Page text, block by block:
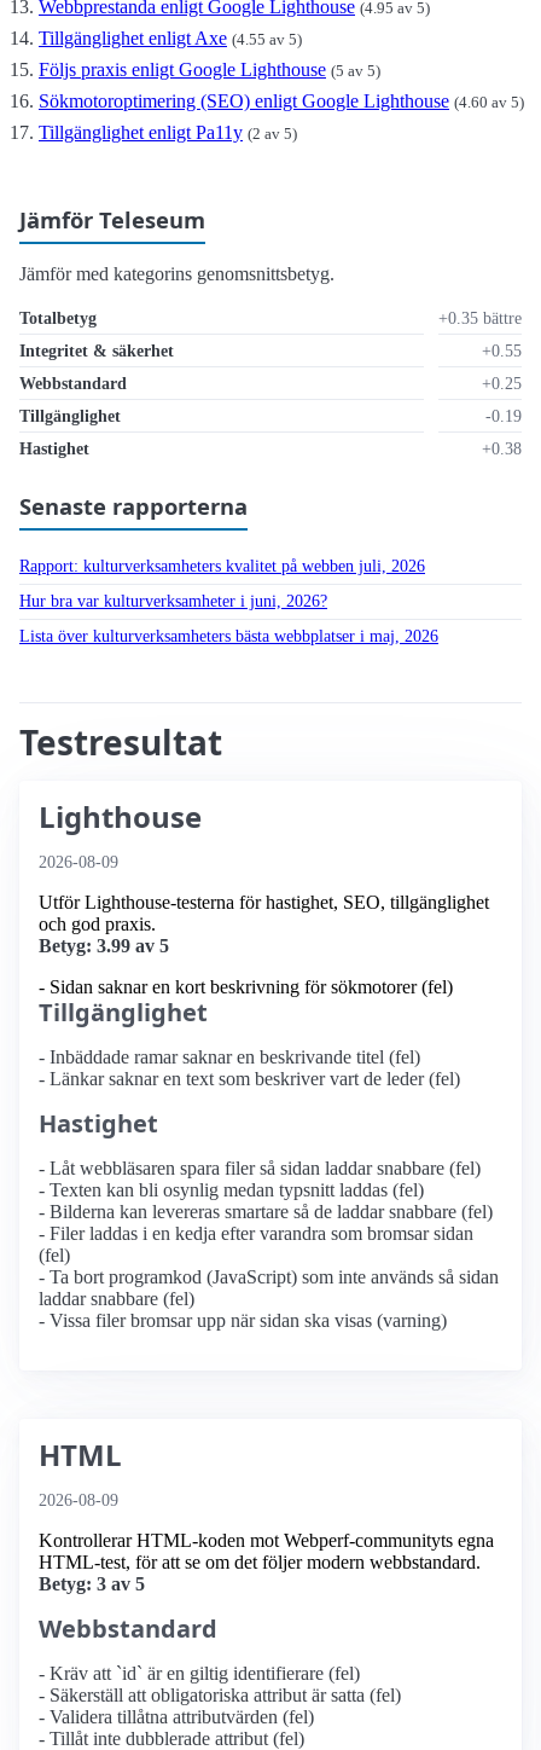
Webbprestanda enligt Google Lighthouse (4.95 av 5)
Tillgänglighet enligt Axe (4.55 av 5)
Följs praxis enligt Google Lighthouse (5 av 5)
Sökmotoroptimering (SEO) enligt Google Lighthouse (4.60 av 5)
Tillgänglighet enligt Pa11y (2 av 5)
Jämför Teleseum
Jämför med kategorins genomsnittsbetyg.
Totalbetyg
+0.35 bättre
Integritet & säkerhet
+0.55
Webbstandard
+0.25
Tillgänglighet
-0.19
Hastighet
+0.38
Senaste rapporterna
Rapport: kultur­verksamheters kvalitet på webben juli, 2026
Hur bra var kultur­verksamheter i juni, 2026?
Lista över kultur­verksamheters bästa webbplatser i maj, 2026
Testresultat
Lighthouse
2026-08-09
Utför Lighthouse-testerna för hastighet, SEO, tillgänglighet
och god praxis.
Betyg: 3.99 av 5
- Sidan saknar en kort beskrivning för sökmotorer (fel)
Tillgänglighet
- Inbäddade ramar saknar en beskrivande titel (fel)
- Länkar saknar en text som beskriver vart de leder (fel)
Hastighet
- Låt webbläsaren spara filer så sidan laddar snabbare (fel)
- Texten kan bli osynlig medan typsnitt laddas (fel)
- Bilderna kan levereras smartare så de laddar snabbare (fel)
- Filer laddas i en kedja efter varandra som bromsar sidan
(fel)
- Ta bort programkod (JavaScript) som inte används så sidan
laddar snabbare (fel)
- Vissa filer bromsar upp när sidan ska visas (varning)
HTML
2026-08-09
Kontrollerar HTML-koden mot Webperf-communityts egna
HTML-test, för att se om det följer modern webbstandard.
Betyg: 3 av 5
Webbstandard
- Kräv att `id` är en giltig identifierare (fel)
- Säkerställ att obligatoriska attribut är satta (fel)
- Validera tillåtna attributvärden (fel)
- Tillåt inte dubblerade attribut (fel)